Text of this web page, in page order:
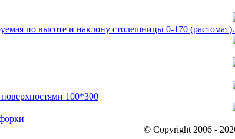
по высоте и наклону столешницы 0-170
100*300
© Copyright 2006 -